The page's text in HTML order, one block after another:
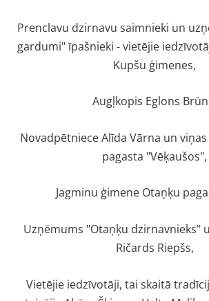
Prenclavu dzirnavu saimnieki un
gardumi" īpašnieki - vietējie
Kupšu ģimenes,
Augļkopis Eglons
Novadpētniece Alīda Vārna un
pagasta "Vēķaušos",
Jagminu ģimene Otaņķu
Uzņēmums "Otaņķu dzirnavnieks"
Ričards Riepšs,
Vietējie iedzīvotāji, tai skaitā